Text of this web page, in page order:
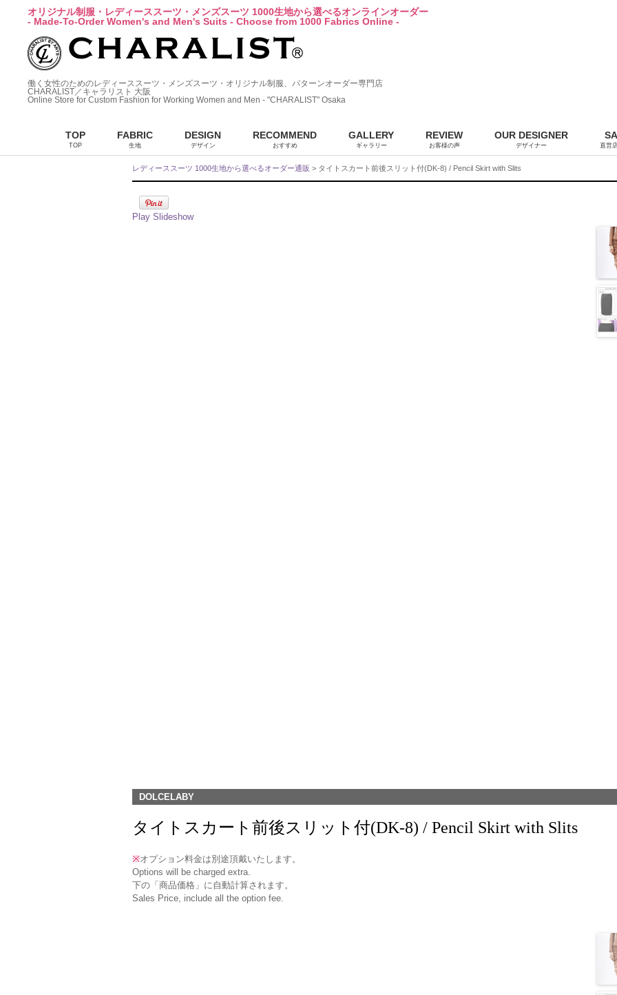
オリジナル制服・レディーススーツ・メンズスーツ 1000生地から選べるオンラインオーダー
- Made-To-Order Women's and Men's Suits - Choose from 1000 Fabrics Online -
働く女性のためのレディーススーツ・メンズスーツ・オリジナル制服、パターンオーダー専門店
CHARALIST／キャラリスト 大阪
Online Store for Custom Fashion for Working Women and Men - "CHARALIST" Osaka
TOP
TOP
FABRIC
生地
DESIGN
デザイン
RECOMMEND
おすすめ
GALLERY
ギャラリー
REVIEW
お客様の声
OUR DESIGNER
デザイナー 直営
レディーススーツ 1000生地から選べるオーダー通販 > タイトスカート前後スリット付(DK-8) / Pencil Skirt with Slits
Play Slideshow
DOLCELABY
タイトスカート前後スリット付(DK-8) / Pencil Skirt with Slits
※オプション料金は別途頂戴いたします。
Options will be charged extra.
下の「商品価格」に自動計算されます。
Sales Price, include all the option fee.